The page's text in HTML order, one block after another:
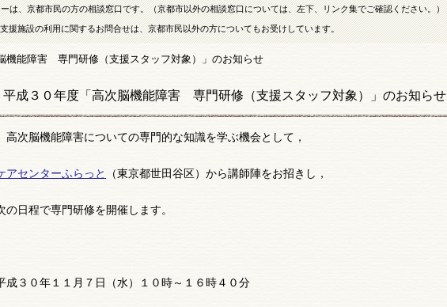
は、京都市民の方の相談窓口です。（京都市以外の相談窓口については、左下、リンク集でご確認ください。）
援施設の利用に関するお問合せは、京都市民以外の方についてもお受けしています。
機能障害 専門研修（支援スタッフ対象）」のお知らせ
平成３０年度「高次脳機能障害 専門研修（支援スタッフ対象）」のお知らせ
高次脳機能障害についての専門的な知識を学ぶ機会として，
アセンターふらっと （東京都世田谷区）から講師陣をお招きし，
の日程で専門研修を開催します。
成３０年１１月７日（水）１０時～１６時４０分